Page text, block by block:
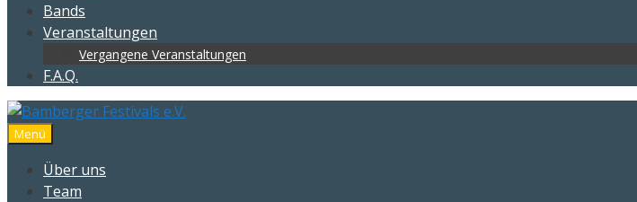
Bands
Veranstaltungen
Vergangene Veranstaltungen
F.A.Q.
Menü
Über uns
Team